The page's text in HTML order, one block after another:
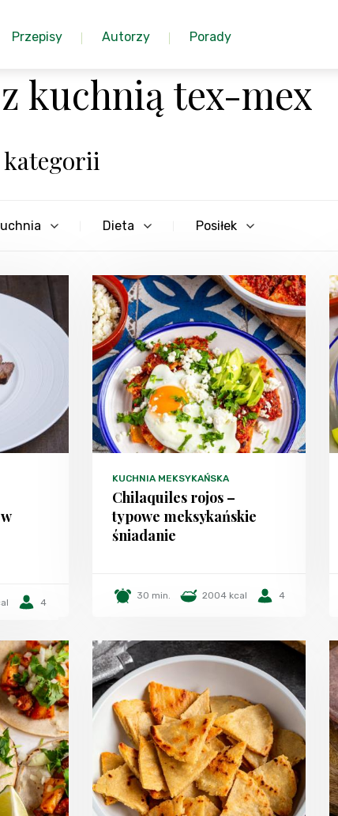
Przepisy Autorzy Porady
kuchnią tex-mex
kategorii
Dieta Posiłek
4
KUCHNIA MEKSYKAŃSKA
Chilaquiles rojos –
typowe meksykańskie
śniadanie
30 min. 2004 kcal 4